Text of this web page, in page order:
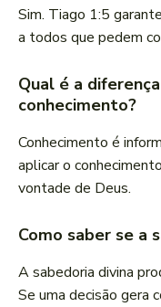
Sim. Tiago 1:5
a todos que pedem
Qual é a
conhecimento?
Conhecimento é
aplicar o
vontade de Deus.
Como saber se a
A sabedoria divina
Se uma decisão gera